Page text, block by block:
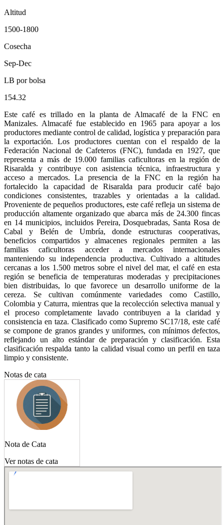
Altitud
1500-1800
Cosecha
Sep-Dec
LB por bolsa
154.32
Este café es trillado en la planta de Almacafé de la FNC en
Manizales. Almacafé fue establecido en 1965 para apoyar a los
productores mediante control de calidad, logística y preparación para
la exportación. Los productores cuentan con el respaldo de la
Federación Nacional de Cafeteros (FNC), fundada en 1927, que
representa a más de 19.000 familias caficultoras en la región de
Risaralda y contribuye con asistencia técnica, infraestructura y
acceso a mercados. La presencia de la FNC en la región ha
fortalecido la capacidad de Risaralda para producir café bajo
condiciones consistentes, trazables y orientadas a la calidad.
Proveniente de pequeños productores, este café refleja un sistema de
producción altamente organizado que abarca más de 24.300 fincas
en 14 municipios, incluidos Pereira, Dosquebradas, Santa Rosa de
Cabal y Belén de Umbría, donde estructuras cooperativas,
beneficios compartidos y almacenes regionales permiten a las
familias caficultoras acceder a mercados internacionales
manteniendo su independencia productiva. Cultivado a altitudes
cercanas a los 1.500 metros sobre el nivel del mar, el café en esta
región se beneficia de temperaturas moderadas y precipitaciones
bien distribuidas, lo que favorece un desarrollo uniforme de la
cereza. Se cultivan comúnmente variedades como Castillo,
Colombia y Caturra, mientras que la recolección selectiva manual y
el proceso completamente lavado contribuyen a la claridad y
consistencia en taza. Clasificado como Supremo SC17/18, este café
se compone de granos grandes y uniformes, con mínimos defectos,
reflejando un alto estándar de preparación y clasificación. Esta
clasificación respalda tanto la calidad visual como un perfil en taza
limpio y consistente.
Notas de cata
Nota de Cata
Ver notas de cata